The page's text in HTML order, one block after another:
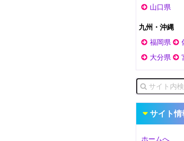
山口県
九州・沖縄
福岡県
大分県
サイト情
ホームへ